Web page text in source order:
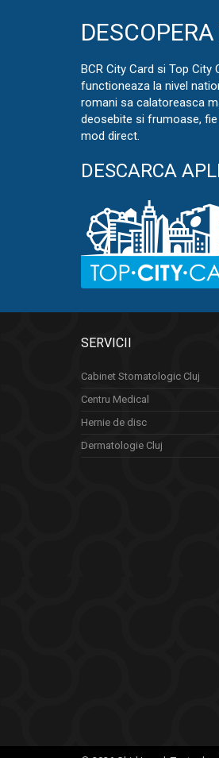
DESCOPERA
BCR City Card si Top
functioneaza la nivel
romani sa calatoreasca
deosebite si frumoase,
mod direct.
DESCARCA
SERVICII
Cabinet Stomatologic Cluj
Centru Medical
Hernie de disc
Dermatologie Cluj